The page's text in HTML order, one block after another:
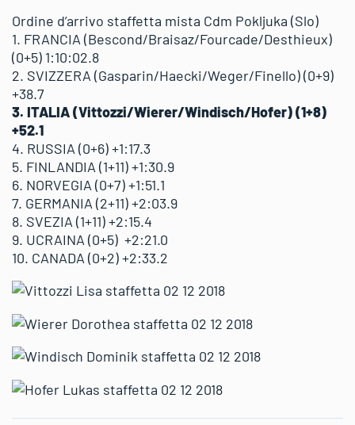
Ordine d’arrivo staffetta mista Cdm Pokljuka (Slo)
1. FRANCIA (Bescond/Braisaz/Fourcade/Desthieux)
(0+5) 1:10:02.8
2. SVIZZERA (Gasparin/Haecki/Weger/Finello) (0+9)
+38.7
3. ITALIA (Vittozzi/Wierer/Windisch/Hofer) (1+8)
+52.1
4. RUSSIA (0+6) +1:17.3
5. FINLANDIA (1+11) +1:30.9
6. NORVEGIA (0+7) +1:51.1
7. GERMANIA (2+11) +2:03.9
8. SVEZIA (1+11) +2:15.4
9. UCRAINA (0+5) +2:21.0
10. CANADA (0+2) +2:33.2